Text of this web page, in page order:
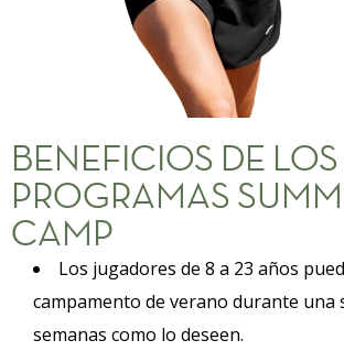
BENEFICIOS DE LOS
PROGRAMAS
CAMP
Los jugadores de 8 a 23 años
campamento de verano durante una
semanas como lo deseen.